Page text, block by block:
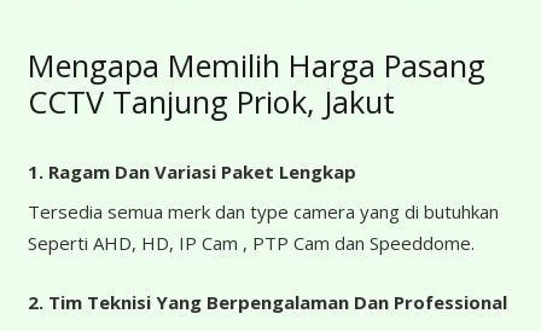
Mengapa Memilih Harga Pasang
CCTV Tanjung Priok, Jakut
1. Ragam Dan Variasi Paket Lengkap
Tersedia semua merk dan type camera yang di butuhkan
Seperti AHD, HD, IP Cam , PTP Cam dan Speeddome.
2. Tim Teknisi Yang Berpengalaman Dan Professional